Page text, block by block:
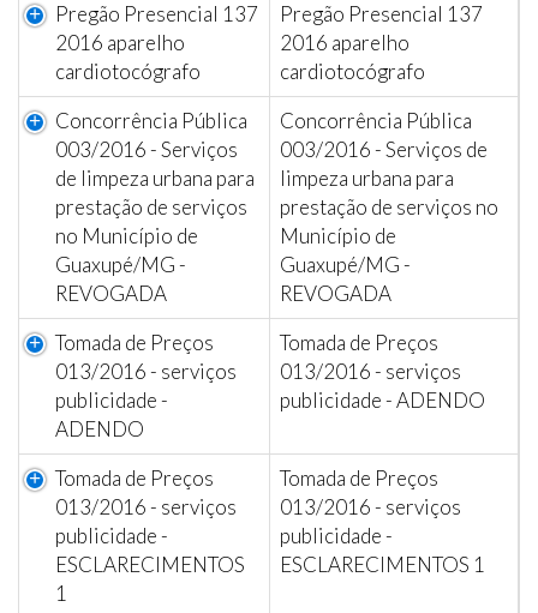
Pregão Presencial 137
2016 aparelho
cardiotocógrafo
Pregão Presencial 137
2016 aparelho
cardiotocógrafo
Concorrência Pública
003/2016 - Serviços
de limpeza urbana para
prestação de serviços
no Município de
Guaxupé/MG -
REVOGADA
Concorrência Pública
003/2016 - Serviços de
limpeza urbana para
prestação de serviços no
Município de
Guaxupé/MG -
REVOGADA
Tomada de Preços
013/2016 - serviços
publicidade -
ADENDO
Tomada de Preços
013/2016 - serviços
publicidade - ADENDO
Tomada de Preços
013/2016 - serviços
publicidade -
ESCLARECIMENTOS
1
Tomada de Preços
013/2016 - serviços
publicidade -
ESCLARECIMENTOS 1